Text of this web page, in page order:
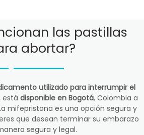
las pastillas
abortar?
utilizado para interrumpir el
disponible en Bogotá, Colombia a
mifepristona es una opción segura y
que desean terminar su embarazo
segura y legal.